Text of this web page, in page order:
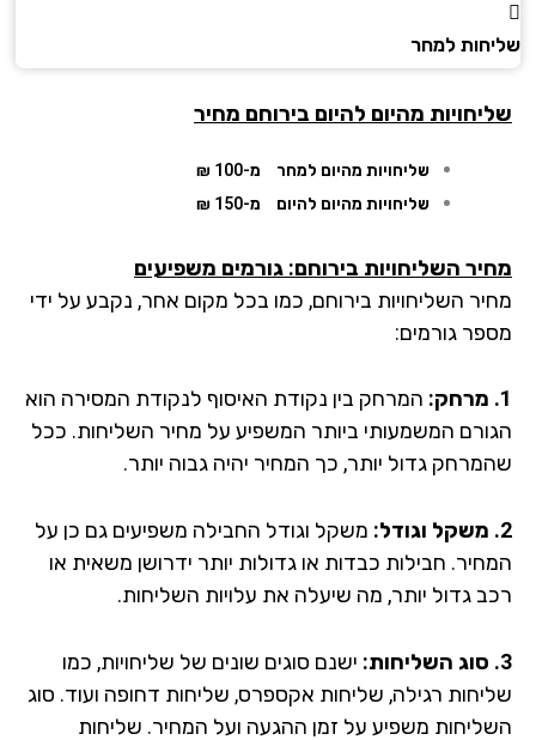
למחר
מהיום להיום בירוחם מחיר
שליחויות מהיום למחר
מ-100 ₪
שליחויות מהיום להיום
מ-150 ₪
השליחויות בירוחם: גורמים משפיעים
השליחויות בירוחם, כמו בכל מקום אחר, נקבע על ידי
גורמים:
המרחק בין נקודת האיסוף לנקודת המסירה הוא
המשמעותי ביותר המשפיע על מחיר השליחות. ככל
גדול יותר, כך המחיר יהיה גבוה יותר.
משקל וגודל החבילה משפיעים גם כן על
חבילות כבדות או גדולות יותר ידרושן משאית או
גדול יותר, מה שיעלה את עלויות השליחות.
ישנם סוגים שונים של שליחויות, כמו
רגילה, שליחות אקספרס, שליחות דחופה ועוד. סוג
משפיע על זמן ההגעה ועל המחיר. שליחות